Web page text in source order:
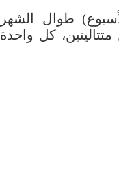
طوال الشهر
كل واحدة